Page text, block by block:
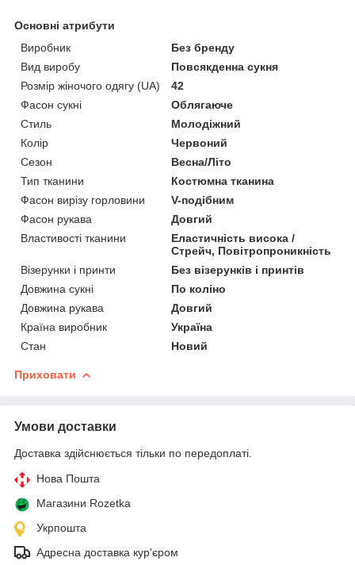
Основні атрибути
Виробник
Без бренду
Вид виробу
Повсякденна сукня
Розмір жіночого одягу (UA)
42
Фасон сукні
Облягаюче
Стиль
Молодіжний
Колір
Червоний
Сезон
Весна/Літо
Тип тканини
Костюмна тканина
Фасон вирізу горловини
V-подібним
Фасон рукава
Довгий
Властивості тканини
Еластичність висока /
Стрейч, Повітропроникність
Візерунки і принти
Без візерунків і принтів
Довжина сукні
По коліно
Довжина рукава
Довгий
Країна виробник
Україна
Стан
Новий
Приховати
Умови доставки
Доставка здійснюється тільки по передоплаті.
Нова Пошта
Магазини Rozetka
Укрпошта
Адресна доставка кур'єром